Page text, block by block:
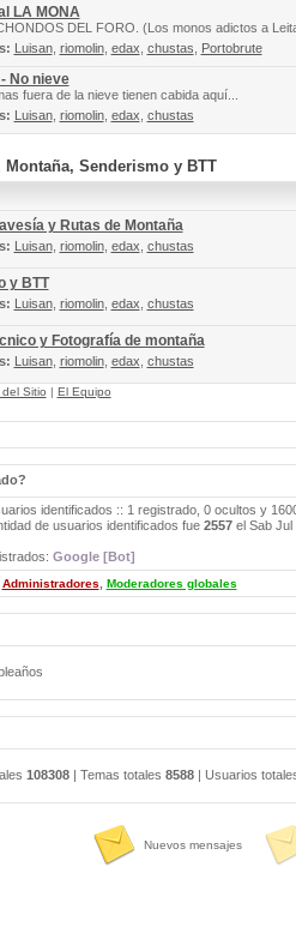
LA MONA
DEL FORO. (Los monos adictos a
Luisan, riomolin, edax chustas Portobrute
No nieve
fuera de la nieve tienen cabida aquí...
Luisan, riomolin, edax chustas
Montaña, Senderismo y BTT
y Rutas de Montaña
Luisan, riomolin, edax chustas
y BTT
Luisan, riomolin, edax chustas
y Fotografía de montaña
Luisan, riomolin, edax chustas
Sitio | El Equipo
identificados :: 1 registrado, 0 ocultos y
de usuarios identificados fue 2557el Sab Jul
Google [Bot]
Administradores Moderadores globales
108308| Temas totales 8588| Usuarios
Nuevos mensajes